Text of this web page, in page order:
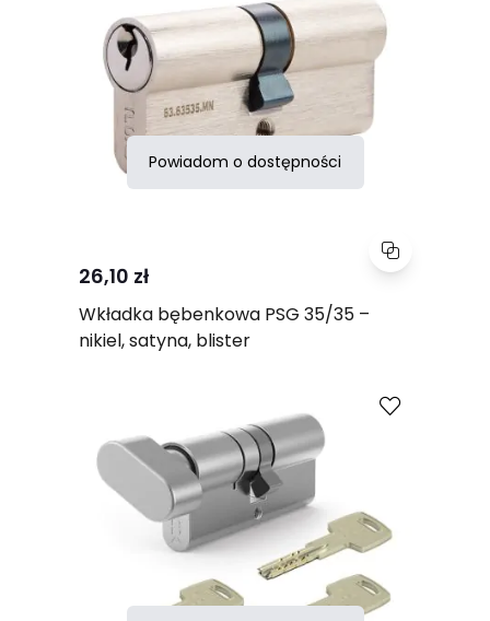
Powiadom o dostępności
26,10 zł
Wkładka bębenkowa PSG 35/35 –
nikiel, satyna, blister